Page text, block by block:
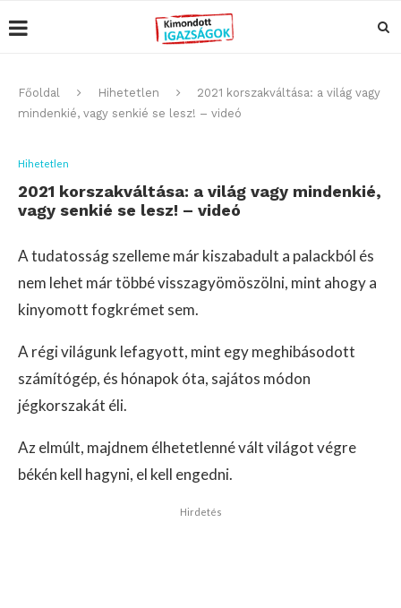
Főoldal Hihetetlen
2021 korszakváltása: a világ vagy
mindenkié, vagy senkié se lesz! – videó
Hihetetlen
2021 korszakváltása: a világ vagy mindenkié,
vagy senkié se lesz! – videó
A tudatosság szelleme már kiszabadult a palackból és
nem lehet már többé visszagyömöszölni, mint ahogy a
kinyomott fogkrémet sem.
A régi világunk lefagyott, mint egy meghibásodott
számítógép, és hónapok óta, sajátos módon
jégkorszakát éli.
Az elmúlt, majdnem élhetetlenné vált világot végre
békén kell hagyni, el kell engedni.
Hirdetés